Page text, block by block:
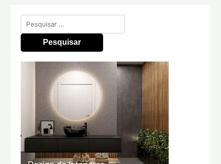
Pesquisar
por: